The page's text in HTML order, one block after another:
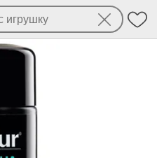
- регенерация и